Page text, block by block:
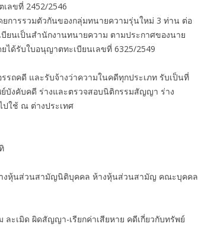
ลขที่ 2452/2546
การรวมตัวกันของกลุ่มทนายความรุ่นใหม่ 3 ท่าน ต่อ
ยนเป็นสำนักงานทนายความ ตามประกาศของนาย
ด้รับใบอนุญาตทะเบียนเลขที่ 6325/2549
ถคดี และรับจ้างว่าความในคดีทุกประเภท รับเป็นที่
บังคับคดี ร่างและตรวจสอบนิติกรรมสัญญา ร่าง
ปใช้ ณ ต่างประเทศ
งหุ้นส่วนสามัญนิติบุคคล ห้างหุ้นส่วนสามัญ คณะบุคคล
ะเมิด ผิดสัญญา-เรียกค่าเสียหาย คดีเกี่ยวกับทรัพย์